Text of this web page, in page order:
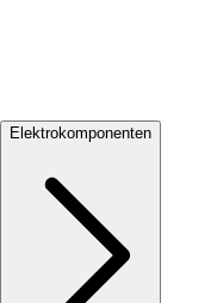
Elektrokomponenten